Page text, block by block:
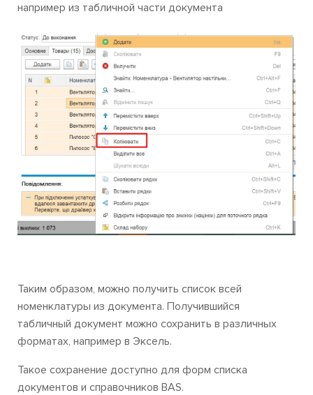
например из табличной части документа
Таким образом, можно получить список всей
номенклатуры из документа. Получившийся
табличный документ можно сохранить в различных
форматах, например в Эксель.
Такое сохранение доступно для форм списка
документов и справочников BAS.